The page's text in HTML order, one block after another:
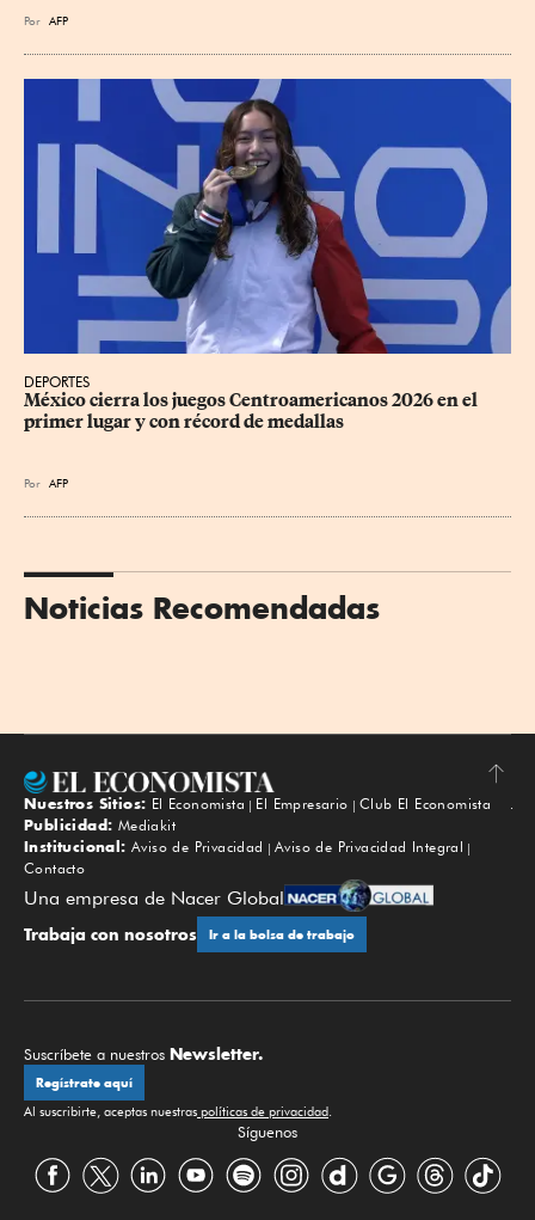
Por AFP
DEPORTES
México cierra los juegos Centroamericanos 2026 en el
primer lugar y con récord de medallas
Por AFP
Noticias Recomendadas
Subir
Nuestros Sitios: El Economista El Empresario
Club El Economista
Publicidad: Mediakit
Institucional: Aviso de Privacidad
Aviso de Privacidad Integral
Contacto
Una empresa de Nacer Global
Trabaja con nosotros Ir a la bolsa de trabajo
Suscríbete a nuestros Newsletter.
Regístrate aquí
Al suscribirte, aceptas nuestras políticas de privacidad.
Síguenos